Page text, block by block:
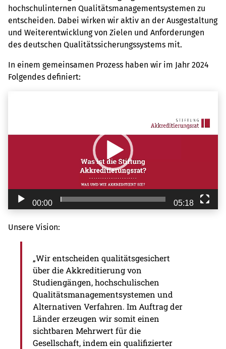
hochschulinternen Qualitätsmanagementsystemen zu
entscheiden. Dabei wirken wir aktiv an der Ausgestaltung
und Weiterentwicklung von Zielen und Anforderungen
des deutschen Qualitätssicherungssystems mit.
In einem gemeinsamen Prozess haben wir im Jahr 2024
Folgendes definiert:
00:00 05:18
Unsere Vision:
„Wir entscheiden qualitätsgesichert
über die Akkreditierung von
Studiengängen, hochschulischen
Qualitätsmanagementsystemen und
Alternativen Verfahren. Im Auftrag der
Länder erzeugen wir somit einen
sichtbaren Mehrwert für die
Gesellschaft, indem ein qualifizierter